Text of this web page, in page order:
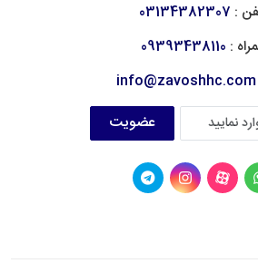
:
03134382307
:
09393438110
info@zavoshhc.com
عضویت